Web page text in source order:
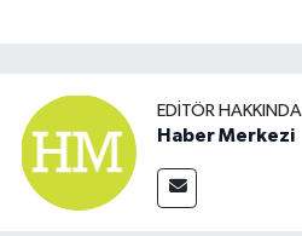
EDITÖR HAKKINDA
Haber Merkezi